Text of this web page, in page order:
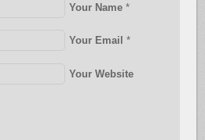
Your Name *
Your Email *
Your Website